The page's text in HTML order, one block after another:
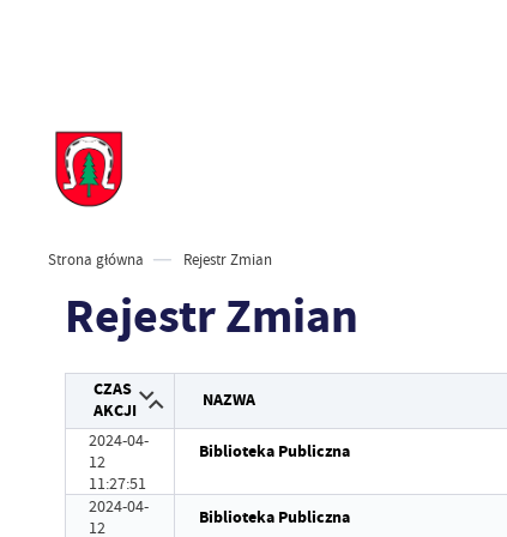
Strona główna Rejestr Zmian
Rejestr Zmian
CZAS
AKCJI
NAZWA
2024-04-
12
11:27:51
Biblioteka Publiczna
2024-04-
12
Biblioteka Publiczna